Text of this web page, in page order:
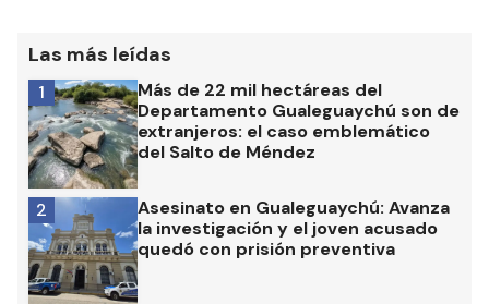
Las más leídas
Más de 22 mil hectáreas del
Departamento Gualeguaychú son de
extranjeros: el caso emblemático
del Salto de Méndez
1
Asesinato en Gualeguaychú: Avanza
la investigación y el joven acusado
quedó con prisión preventiva
2